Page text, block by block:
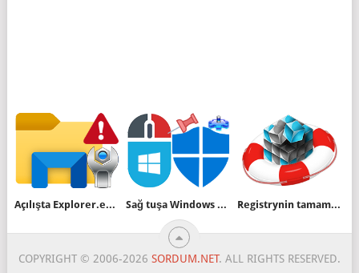
Açılışta Explorer.exe Hizmetinin Başlamaması Sağ tuşa Windows güvenlik merkezi ayarlarını ekleyin Registrynin tamamını yada birkısmını yedekleyin
COPYRIGHT © 2006-2026 SORDUM.NET. ALL RIGHTS RESERVED.